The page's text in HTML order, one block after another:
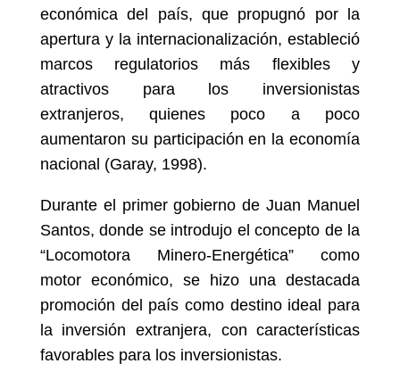
económica del país, que propugnó por la
apertura y la internacionalización, estableció
marcos regulatorios más flexibles y
atractivos para los inversionistas
extranjeros, quienes poco a poco
aumentaron su participación en la economía
nacional (Garay, 1998).
Durante el primer gobierno de Juan Manuel
Santos, donde se introdujo el concepto de la
“Locomotora Minero-Energética” como
motor económico, se hizo una destacada
promoción del país como destino ideal para
la inversión extranjera, con características
favorables para los inversionistas.